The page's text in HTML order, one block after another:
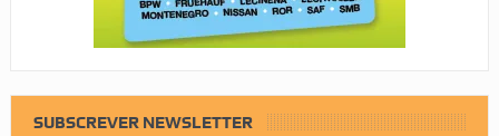
SUBSCREVER NEWSLETTER